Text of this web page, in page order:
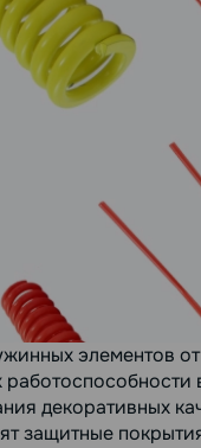
элементов
работоспособности
декоративных
защитные